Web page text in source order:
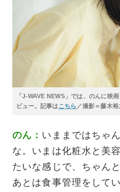
「J-WAVE NEWS」では、のんに映
ビュー。記事はこちら ／撮影＝藤木裕
のん： いままではちゃ
な。いまは化粧水と美
たいな感じで、ちゃん
あとは食事管理をして